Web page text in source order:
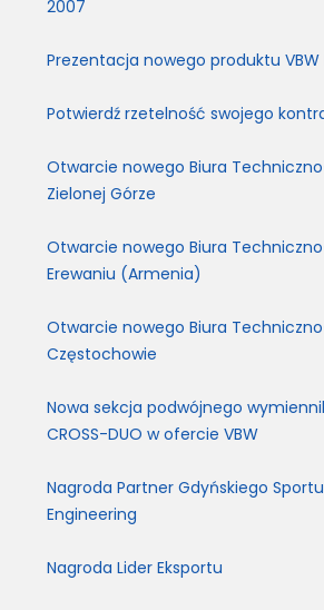
2007
Prezentacja nowego produktu VBW
Potwierdź rzetelność swojego
Otwarcie nowego Biura
Zielonej Górze
Otwarcie nowego Biura
Erewaniu (Armenia)
Otwarcie nowego Biura
Częstochowie
Nowa sekcja podwójnego
CROSS-DUO w ofercie VBW
Nagroda Partner Gdyńskiego
Engineering
Nagroda Lider Eksportu